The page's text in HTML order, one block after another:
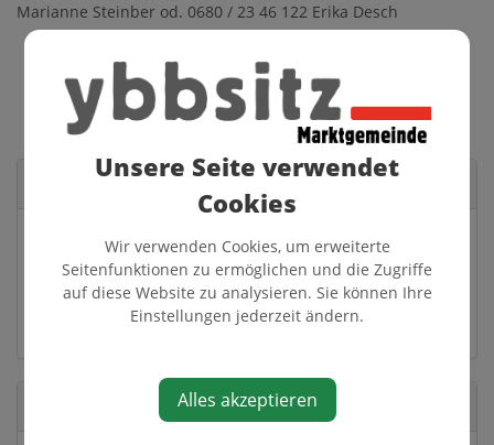
Marianne Steinber od. 0680 / 23 46 122 Erika Desch
Veranstaltungsort
Fa. Spreitzer - Zirbenstube
Grestner Straße 20
3341 Ybbsitz
Auf Google Maps anzeigen
Unsere Seite verwendet
Cookies
Wir verwenden Cookies, um erweiterte
Seitenfunktionen zu ermöglichen und die Zugriffe
auf diese Website zu analysieren. Sie können Ihre
Einstellungen jederzeit ändern.
Alles akzeptieren